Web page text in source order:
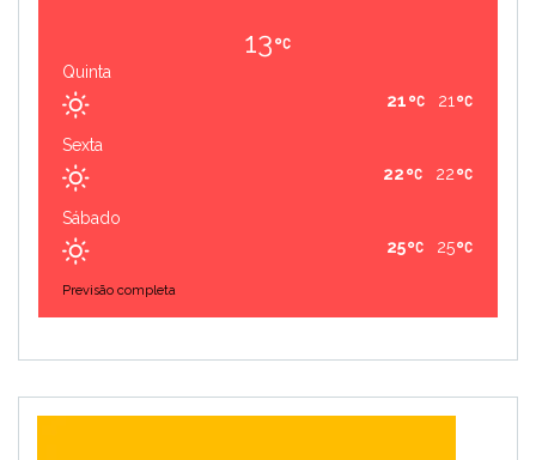
13
Quinta
21
21
Sexta
22
22
Sábado
25
25
Previsão completa